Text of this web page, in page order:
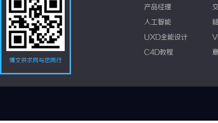
博文供求网与您同行
产品经理
人工智能
UXD全能设计
C4D教程